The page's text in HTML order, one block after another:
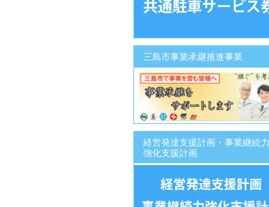
三島市事業承継推進事業
経営発達支援計画・事業継続力
強化支援計画